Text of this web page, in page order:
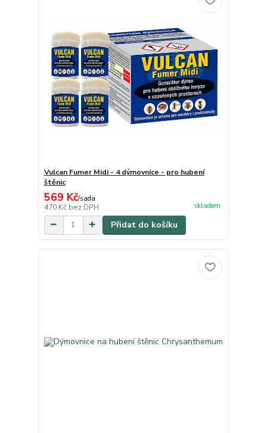
Vulcan Fumer Midi - 4 dýmovnice - pro hubení
štěnic
569 Kč/sada
470 Kč bez DPH skladem
Přidat do košíku